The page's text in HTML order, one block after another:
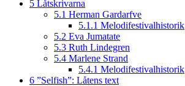
5 Låtskrivarna
5.1 Herman Gardarfve
5.1.1 Melodifestivalhistorik
5.2 Eva Jumatate
5.3 Ruth Lindegren
5.4 Marlene Strand
5.4.1 Melodifestivalhistorik
6 ”Selfish”: Låtens text